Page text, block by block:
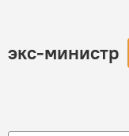
экс-министр